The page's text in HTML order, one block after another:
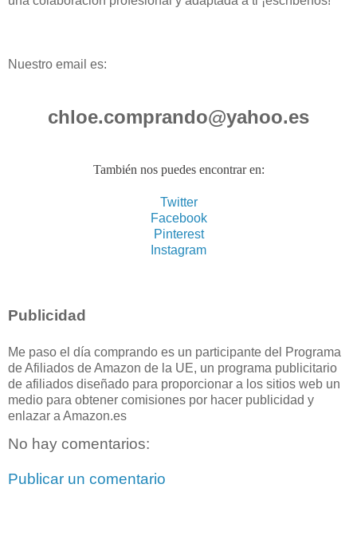
Nuestro email es:
chloe.comprando@yahoo.es
También nos puedes encontrar en:
Twitter
Facebook
Pinterest
Instagram
Publicidad
Me paso el día comprando es un participante del Programa
de Afiliados de Amazon de la UE, un programa publicitario
de afiliados diseñado para proporcionar a los sitios web un
medio para obtener comisiones por hacer publicidad y
enlazar a Amazon.es
No hay comentarios:
Publicar un comentario